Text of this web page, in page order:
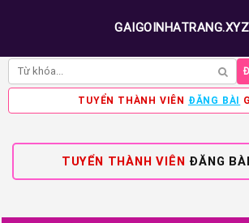
GAIGOINHATRANG.XYZ
TUYỂN THÀNH VIÊN ĐĂNG BÀI
TUYỂN THÀNH VIÊN ĐĂNG BÀI